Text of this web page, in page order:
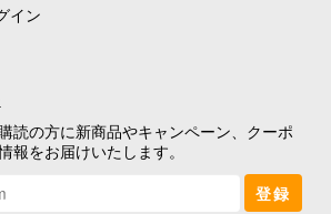
イン
読の方に新商品やキャンペーン、クーポ
報をお届けいたします。
登録